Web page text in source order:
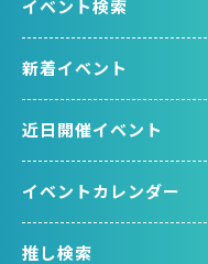
イベント検索
新着イベント
近日開催イベント
イベントカレンダー
推し検索